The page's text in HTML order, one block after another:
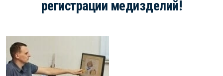
регистрации медизделий!